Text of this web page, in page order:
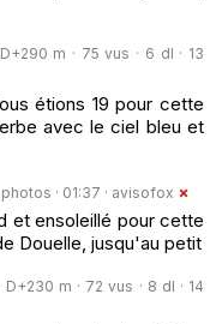
m · 75 vus · 6 dl · 13
étions 19 pour cette
avec le ciel bleu et
· 01:37 · avisofox
et ensoleillé pour cette
Douelle, jusqu'au petit
m · 72 vus · 8 dl · 14